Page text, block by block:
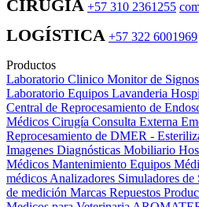
CIRUGÍA +57 310 2361255
LOGÍSTICA +57 322 6001969
Productos
Laboratorio Clinico Monitor de
Laboratorio Equipos Lavanderia
Central de Reprocesamiento de
Médicos Cirugía Consulta Externa
Reprocesamiento de DMER -
Imagenes Diagnósticas Mobiliario
Médicos Mantenimiento Equipos
médicos Analizadores Simuladores de
de medición Marcas Repuestos